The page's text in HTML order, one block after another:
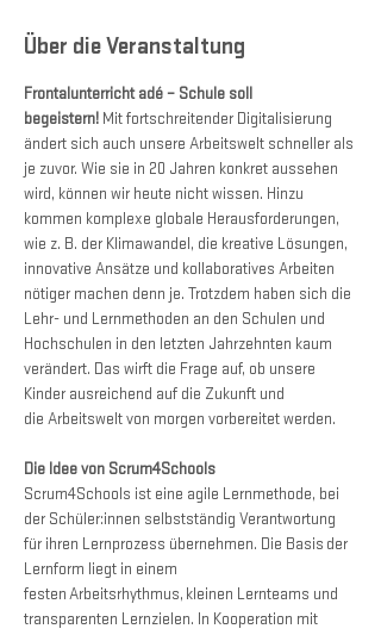
Über die Veranstaltung
Frontalunterricht adé – Schule soll
begeistern! Mit fortschreitender Digitalisierung
ändert sich auch unsere Arbeitswelt schneller als
je zuvor. Wie sie in 20 Jahren konkret aussehen
wird, können wir heute nicht wissen. Hinzu
kommen komplexe globale Herausforderungen,
wie z. B. der Klimawandel, die kreative Lösungen,
innovative Ansätze und kollaboratives Arbeiten
nötiger machen denn je. Trotzdem haben sich die
Lehr- und Lernmethoden an den Schulen und
Hochschulen in den letzten Jahrzehnten kaum
verändert. Das wirft die Frage auf, ob unsere
Kinder ausreichend auf die Zukunft und
die Arbeitswelt von morgen vorbereitet werden.
Die Idee von Scrum4Schools
Scrum4Schools ist eine agile Lernmethode, bei
der Schüler:innen selbstständig Verantwortung
für ihren Lernprozess übernehmen. Die Basis der
Lernform liegt in einem
festen Arbeitsrhythmus, kleinen Lernteams und
transparenten Lernzielen. In Kooperation mit